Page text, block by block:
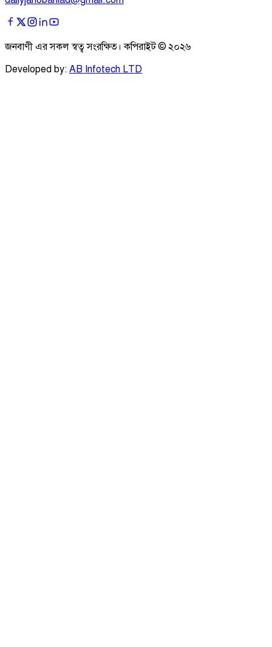
জনবাণী এর সকল স্বত্ব সংরক্ষিত। কপিরাইট © ২০২৬
Developed by: AB Infotech LTD